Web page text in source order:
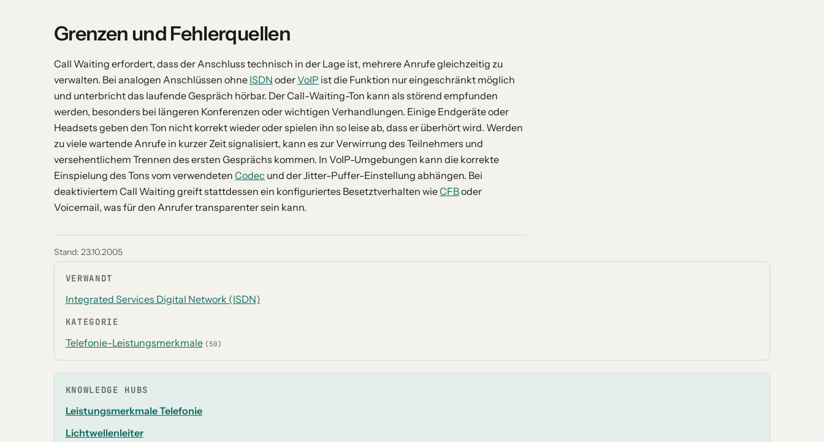
Grenzen und Fehlerquellen
Call Waiting erfordert, dass der Anschluss technisch in der Lage ist, mehrere Anrufe gleichzeitig zu
verwalten. Bei analogen Anschlüssen ohne ISDN oderVoIP ist die Funktion nur eingeschränkt möglich
und unterbricht das laufende Gespräch hörbar. Der Call-Waiting-Ton kann als störend empfunden
werden, besonders bei längeren Konferenzen oder wichtigen Verhandlungen. Einige Endgeräte oder
Headsets geben den Ton nicht korrekt wieder oder spielen ihn so leise ab, dass er überhört wird. Werden
zu viele wartende Anrufe in kurzer Zeit signalisiert, kann es zur Verwirrung des Teilnehmers und
versehentlichem Trennen des ersten Gesprächs kommen. In VoIP-Umgebungen kann die korrekte
Einspielung des Tons vom verwendeten Codec und der Jitter-Puffer-Einstellung abhängen. Bei
deaktiviertem Call Waiting greift stattdessen ein konfiguriertes Besetztverhalten wieCFBoder
Voicemail, was für den Anrufer transparenter sein kann.
Stand: 23.10.2005
VERWANDT
Integrated Services Digital Network (ISDN)
KATEGORIE
Telefonie-Leistungsmerkmale (50)
KNOWLEDGE HUBS
Leistungsmerkmale Telefonie
Lichtwellenleiter